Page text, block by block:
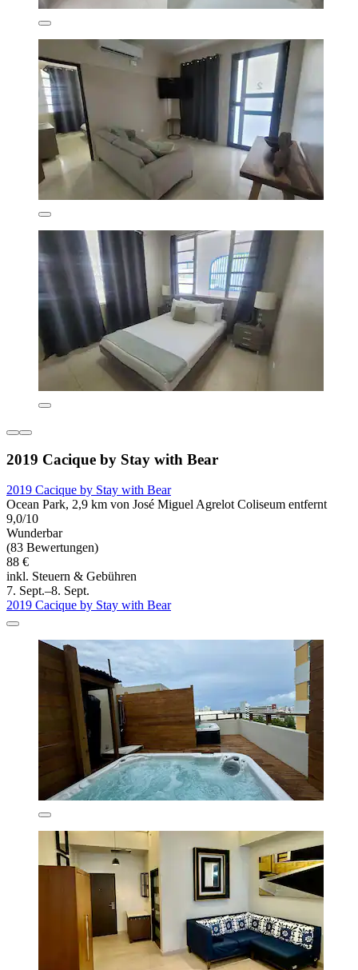
2019 Cacique by Stay with Bear
2019 Cacique by Stay with Bear
Ocean Park, 2,9 km von José Miguel Agrelot Coliseum entfernt
9,0/10
Wunderbar
(83 Bewertungen)
88 €
inkl. Steuern & Gebühren
7. Sept.–8. Sept.
2019 Cacique by Stay with Bear